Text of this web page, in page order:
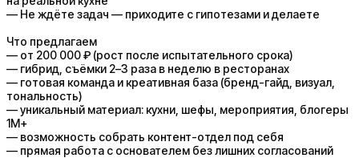
— Не ждёте задач — приходите с гипотезами и делаете
Что предлагаем
— от 200 000 ₽ (рост после испытательного срока)
— гибрид, съёмки 2–3 раза в неделю в ресторанах
— готовая команда и креативная база (бренд-гайд, визуал,
тональность)
— уникальный материал: кухни, шефы, мероприятия, блогеры
1М+
— возможность собрать контент-отдел под себя
— прямая работа с основателем без лишних согласований